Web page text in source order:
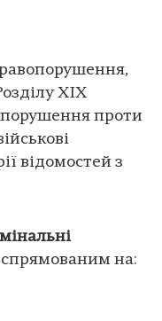
XIX
проти
відомостей з
на: